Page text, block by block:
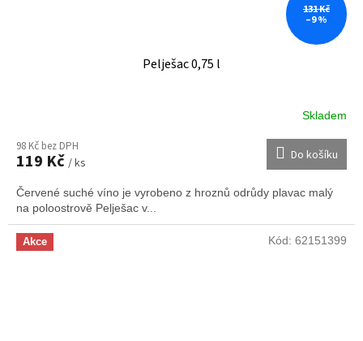
131 Kč
–9 %
Pelješac 0,75 l
Skladem
98 Kč bez DPH
119 Kč / ks Do košíku
Červené suché víno je vyrobeno z hroznů odrůdy plavac malý
na poloostrově Pelješac v...
Akce Kód: 62151399